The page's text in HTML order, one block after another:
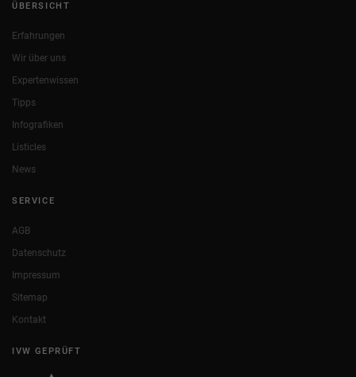
ÜBERSICHT
Erfahrungen
Wir über uns
Expertenwissen
Tipps
Infografiken
Listicles
News
SERVICE
AGB
Datenschutz
Impressum
Sitemap
Kontakt
IVW GEPRÜFT